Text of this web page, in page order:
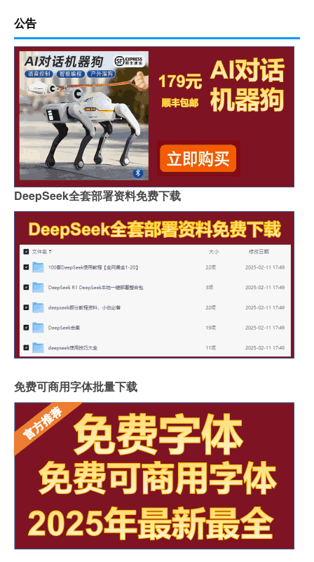
公告
DeepSeek全套部署资料免费下载
免费可商用字体批量下载